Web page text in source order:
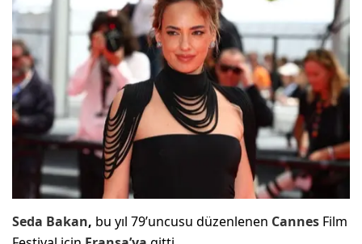
Seda Bakan, bu yıl 79’uncusu düzenlenen Cannes Film